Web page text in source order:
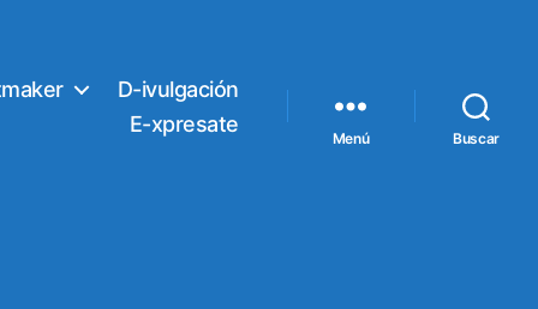
D-ivulgación
E-xpresate
Menú Buscar